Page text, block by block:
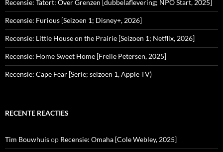
Recensie: Tatort: Over Grenzen [dubbelaflevering; NPO Start, 2025]
Recensie: Furious [Seizoen 1; Disney+, 2026]
Recensie: Little House on the Prairie [Seizoen 1; Netflix, 2026]
Recensie: Home Sweet Home [Frelle Petersen, 2025]
Recensie: Cape Fear [Serie; seizoen 1, Apple TV)
RECENTE REACTIES
Tim Bouwhuisop Recensie: Omaha [Cole Webley, 2025]